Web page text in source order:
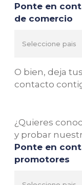
Ponte en
de comercio
O bien, deja
contacto
¿Quieres
y probar
Ponte en
promotores